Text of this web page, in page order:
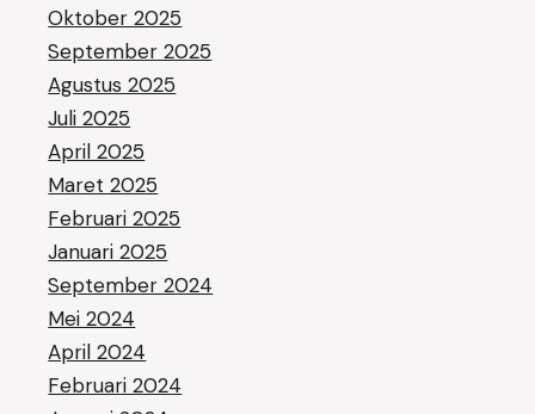
Oktober 2025
September 2025
Agustus 2025
Juli 2025
April 2025
Maret 2025
Februari 2025
Januari 2025
September 2024
Mei 2024
April 2024
Februari 2024